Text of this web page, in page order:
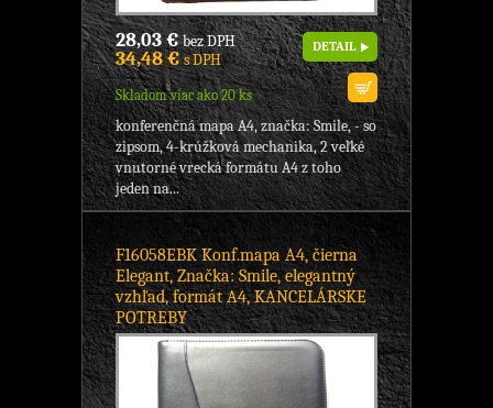
28,03 €bez DPH
34,48 €s DPH
Skladom viac ako 20 ks
DETAIL
konferenčná mapa A4, značka: Smile, - so
zipsom, 4-krúžková mechanika, 2 veľké
vnutorné vrecká formátu A4 z toho
jeden na...
F16058EBK Konf.mapa A4, čierna
Elegant, Značka: Smile, elegantný
vzhľad, formát A4, KANCELÁRSKE
POTREBY